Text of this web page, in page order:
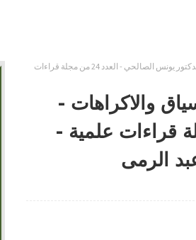
الاطار القانوني المنظم للتعليم عن بعد: السياق والاكراهات - الدكتور يونس الصالحي - العدد 24 من مجلة قراءات
والاكراهات -
- العدد 24 من مجلة قراءات علمية -
الرمى